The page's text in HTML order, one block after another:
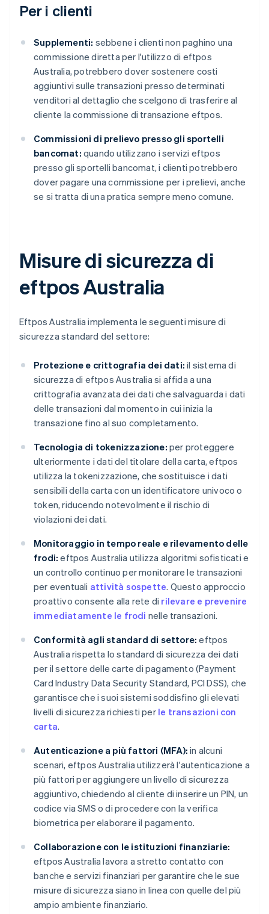
Per i clienti
Supplementi: sebbene i clienti non paghino una
commissione diretta per l'utilizzo di eftpos
Australia, potrebbero dover sostenere costi
aggiuntivi sulle transazioni presso determinati
venditori al dettaglio che scelgono di trasferire al
cliente la commissione di transazione eftpos.
Commissioni di prelievo presso gli sportelli
bancomat: quando utilizzano i servizi eftpos
presso gli sportelli bancomat, i clienti potrebbero
dover pagare una commissione per i prelievi, anche
se si tratta di una pratica sempre meno comune.
Misure di sicurezza di
eftpos Australia
Eftpos Australia implementa le seguenti misure di
sicurezza standard del settore:
Protezione e crittografia dei dati: il sistema di
sicurezza di eftpos Australia si affida a una
crittografia avanzata dei dati che salvaguarda i dati
delle transazioni dal momento in cui inizia la
transazione fino al suo completamento.
Tecnologia di tokenizzazione: per proteggere
ulteriormente i dati del titolare della carta, eftpos
utilizza la tokenizzazione, che sostituisce i dati
sensibili della carta con un identificatore univoco o
token, riducendo notevolmente il rischio di
violazioni dei dati.
Monitoraggio in tempo reale e rilevamento delle
frodi: eftpos Australia utilizza algoritmi sofisticati e
un controllo continuo per monitorare le transazioni
per eventuali attività sospette. Questo approccio
proattivo consente alla rete di rilevare e prevenire
immediatamente le frodi nelle transazioni.
Conformità agli standard di settore: eftpos
Australia rispetta lo standard di sicurezza dei dati
per il settore delle carte di pagamento (Payment
Card Industry Data Security Standard, PCI DSS), che
garantisce che i suoi sistemi soddisfino gli elevati
livelli di sicurezza richiesti per le transazioni con
carta.
Autenticazione a più fattori (MFA): in alcuni
scenari, eftpos Australia utilizzerà l'autenticazione a
più fattori per aggiungere un livello di sicurezza
aggiuntivo, chiedendo al cliente di inserire un PIN, un
codice via SMS o di procedere con la verifica
biometrica per elaborare il pagamento.
Collaborazione con le istituzioni finanziarie:
eftpos Australia lavora a stretto contatto con
banche e servizi finanziari per garantire che le sue
misure di sicurezza siano in linea con quelle del più
ampio ambiente finanziario.